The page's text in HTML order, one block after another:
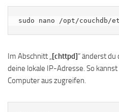
sudo nano /opt/
Im Abschnitt „ [chttpd]“ änderst
deine lokale IP-Adresse. So
Computer aus zugreifen.